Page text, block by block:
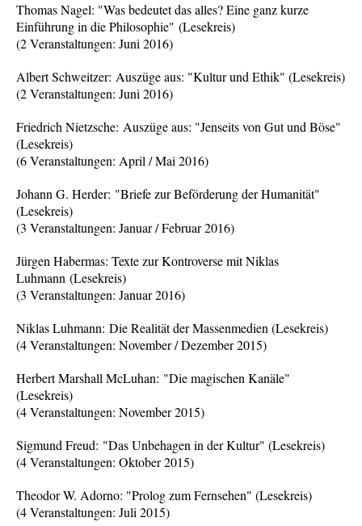
Thomas Nagel: "Was bedeutet das alles? Eine ganz kurze
Einführung in die Philosophie" (Lesekreis)
(2 Veranstaltungen: Juni 2016)
Albert Schweitzer: Auszüge aus: "Kultur und Ethik" (Lesekreis)
(2 Veranstaltungen: Juni 2016)
Friedrich Nietzsche: Auszüge aus: "Jenseits von Gut und Böse"
(Lesekreis)
(6 Veranstaltungen: April / Mai 2016)
Johann G. Herder: "Briefe zur Beförderung der Humanität"
(Lesekreis)
(3 Veranstaltungen: Januar / Februar 2016)
Jürgen Habermas: Texte zur Kontroverse mit Niklas
Luhmann (Lesekreis)
(3 Veranstaltungen: Januar 2016)
Niklas Luhmann: Die Realität der Massenmedien (Lesekreis)
(4 Veranstaltungen: November / Dezember 2015)
Herbert Marshall McLuhan: "Die magischen Kanäle"
(Lesekreis)
(4 Veranstaltungen: November 2015)
Sigmund Freud: "Das Unbehagen in der Kultur" (Lesekreis)
(4 Veranstaltungen: Oktober 2015)
Theodor W. Adorno: "Prolog zum Fernsehen" (Lesekreis)
(4 Veranstaltungen: Juli 2015)